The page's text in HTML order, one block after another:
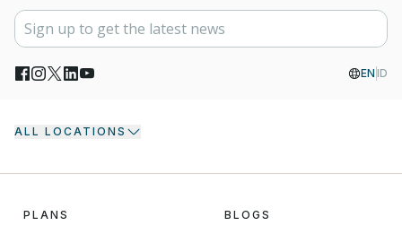
EN ID
ALL LOCATIONS
PLANS BLOGS